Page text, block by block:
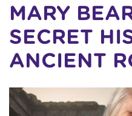
MARY
SECRET
ANCIENT